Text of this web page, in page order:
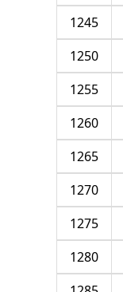
1245
1250
1255
1260
1265
1270
1275
1280